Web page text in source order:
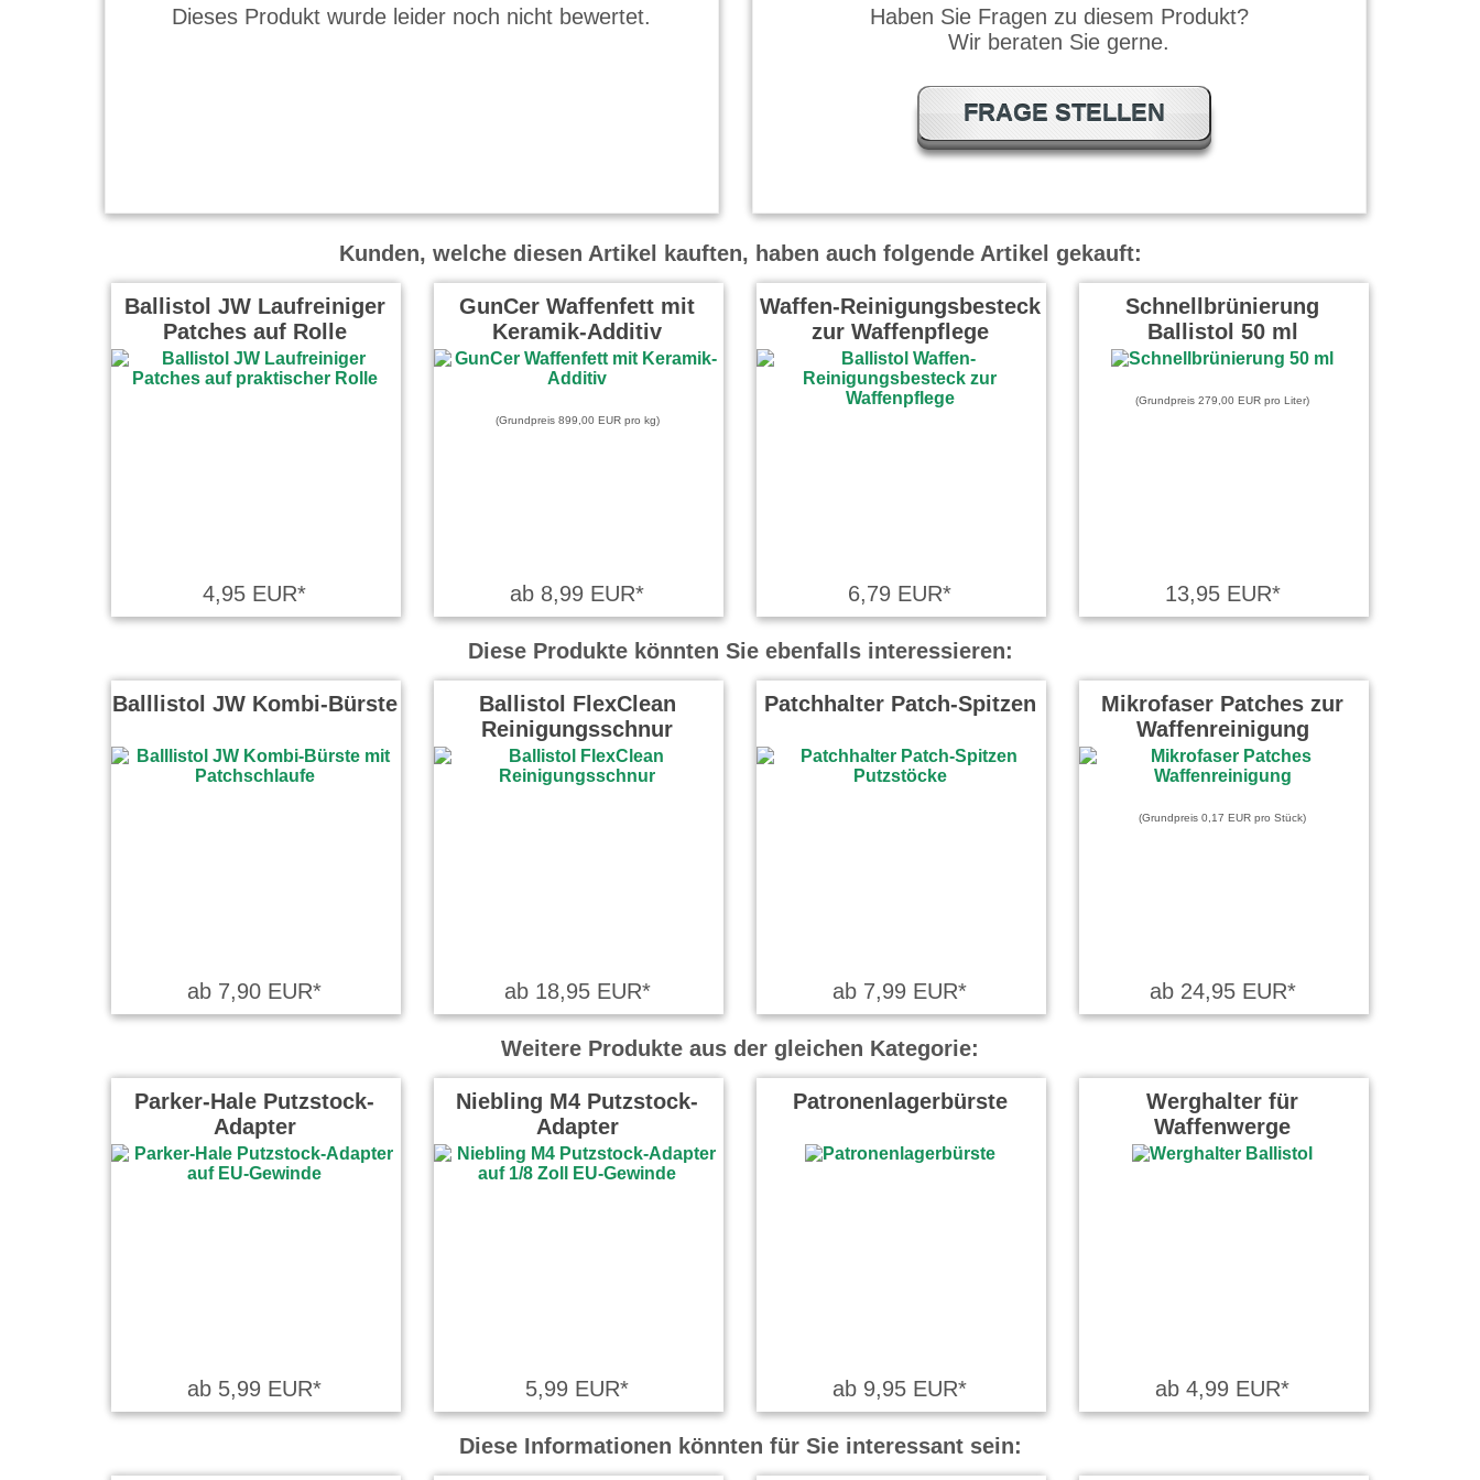
Dieses Produkt wurde leider noch nicht bewertet.
Haben Sie Fragen zu diesem Produkt?
Wir beraten Sie gerne.
FRAGE STELLEN
Kunden, welche diesen Artikel kauften, haben auch folgende Artikel gekauft:
Ballistol JW Laufreiniger
Patches auf Rolle
4,95 EUR*
GunCer Waffenfett mit
Keramik-Additiv
(Grundpreis 899,00 EUR pro kg)
ab 8,99 EUR*
Waffen-Reinigungsbesteck
zur Waffenpflege
6,79 EUR*
Schnellbrünierung
Ballistol 50 ml
(Grundpreis 279,00 EUR pro Liter)
13,95 EUR*
Diese Produkte könnten Sie ebenfalls interessieren:
Balllistol JW Kombi-Bürste
ab 7,90 EUR*
Ballistol FlexClean
Reinigungsschnur
ab 18,95 EUR*
Patchhalter Patch-Spitzen
ab 7,99 EUR*
Mikrofaser Patches zur
Waffenreinigung
(Grundpreis 0,17 EUR pro Stück)
ab 24,95 EUR*
Weitere Produkte aus der gleichen Kategorie:
Parker-Hale Putzstock-
Adapter
ab 5,99 EUR*
Niebling M4 Putzstock-
Adapter
5,99 EUR*
Patronenlagerbürste
ab 9,95 EUR*
Werghalter für
Waffenwerge
ab 4,99 EUR*
Diese Informationen könnten für Sie interessant sein: